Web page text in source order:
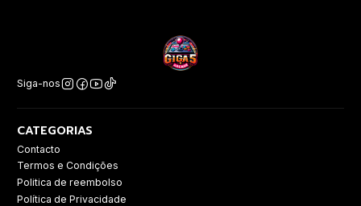
Siga-nos
CATEGORIAS
Contacto
Termos e Condições
Politica de reembolso
Política de Privacidade